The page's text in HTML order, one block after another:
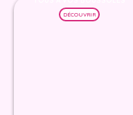
DÉCOUVRIR